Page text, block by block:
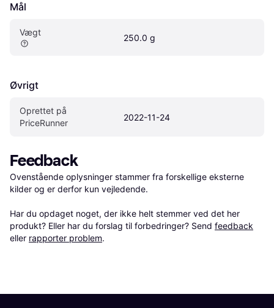
Mål
Vægt
250.0 g
Øvrigt
Oprettet på
PriceRunner
2022-11-24
Feedback
Ovenstående oplysninger stammer fra forskellige eksterne
kilder og er derfor kun vejledende.
Har du opdaget noget, der ikke helt stemmer ved det her
produkt? Eller har du forslag til forbedringer? Send feedback
eller rapporter problem.